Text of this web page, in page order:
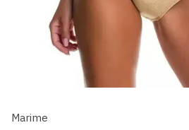
Marime